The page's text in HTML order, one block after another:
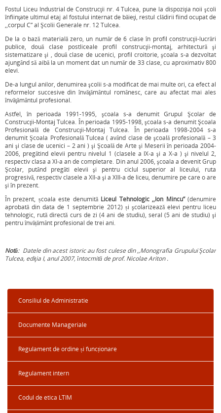
Fostul Liceu Industrial de Construcţii nr. 4 Tulcea, pune la dispoziţia noii şcoli
înfiinţate ultimul etaj al fostului internat de băieţi, restul clădirii fiind ocupat de
,,corpul C” al Şcolii Generale nr. 12 Tulcea.
De la o bază materială zero, un număr de 6 clase în profil construcţii-lucrări
publice, două clase postliceale profil construcţii-montaj, arhitectură şi
sistematizare şi , două clase de ucenici, profil croitorie, şcoala s-a dezvoltat
ajungând să aibă la un moment dat un număr de 33 clase, cu aproximativ 800
elevi.
De-a lungul anilor, denumirea şcolii s-a modificat de mai multe ori, ca efect al
reformelor succesive din învăţământul românesc, care au afectat mai ales
învăţământul profesional.
Astfel, în perioada 1991-1995, şcoala s-a denumit Grupul Şcolar de
Construcţii-Montaj Tulcea. În perioada 1995-1998, şcoala s-a denumit Şcoala
Profesională de Construcţii-Montaj Tulcea. În perioada 1998-2004 s-a
denumit Şcoala Profesională Tulcea ( având clase de şcoală profesională – 3
ani şi clase de ucenici – 2 ani ) şi Şcoală de Arte şi Meserii în perioada 2004-
2006, pregătind elevii pentru nivelul 1 (clasele a IX-a şi a X-a ) şi nivelul 2,
respectiv clasa a XI-a an de completare. Din anul 2006, şcoala a devenit Grup
Şcolar, putând pregăti elevii şi pentru ciclul superior al liceului, ruta
progresivă, respectiv clasele a XII-a şi a XIII-a de liceu, denumire pe care o are
şi în prezent.
În prezent, școala este denumită Liceul Tehnologic ,,Ion Mincu”(denumire
aprobată din data de 1 septembrie 2012) și şcolarizează elevi pentru liceu
tehnologic, rută directă curs de zi (4 ani de studiu), seral (5 ani de studiu) şi
pentru învățământ profesional de trei ani.
Notă: Datele din acest istoric au fost culese din ,,Monografia Grupului Şcolar
Tulcea, ediţia I, anul 2007, întocmită de prof. Nicolae Ariton .
Consiliul de Administratie
Documente Manageriale
Regulament de ordine și funcționare
Regulament intern
Codul de etica LTIM